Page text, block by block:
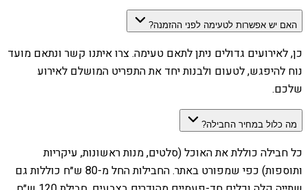
האם יש אפשרות לטעימה לפני ההזמנה?
כן, לאירועים גדולים ניתן לתאם טעימה. צרו איתנו קשר ונתאם מועד
נוח להיפגש, לטעום ולבנות יחד את התפריט המושלם לאירוע
שלכם.
מה כלול במחיר החבילה?
כל חבילה כוללת את האוכל (סלטים, מנות ראשונות, עיקריות
ותוספות) כפי שמפורט באתר. החבילות החל מ-80 ש״ח כוללות גם